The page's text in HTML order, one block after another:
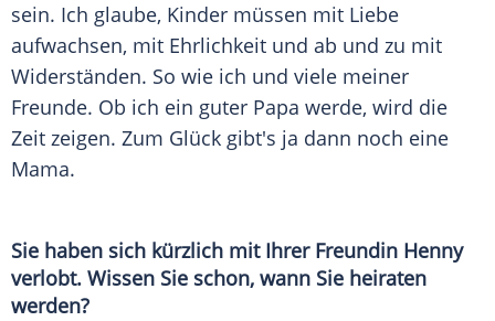
sein. Ich glaube, Kinder müssen mit Liebe
aufwachsen, mit Ehrlichkeit und ab und zu mit
Widerständen. So wie ich und viele meiner
Freunde. Ob ich ein guter Papa werde, wird die
Zeit zeigen. Zum Glück gibt's ja dann noch eine
Mama.
Sie haben sich kürzlich mit Ihrer Freundin Henny
verlobt. Wissen Sie schon, wann Sie heiraten
werden?